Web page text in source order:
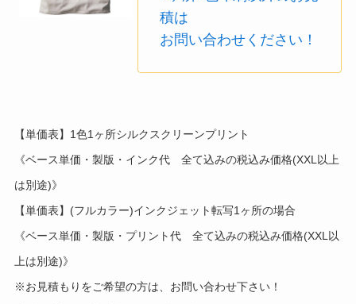
積は
お問い合わせください！
【単価表】1色1ヶ所シルクスクリーンプリント
《ベース単価・製版・インク代 全て込みの税込み価格(XXL以上
は別途)》
【単価表】(フルカラー)インクジェット転写1ヶ所の場合
《ベース単価・製版・プリント代 全て込みの税込み価格(XXL以
上は別途)》
※お見積もりをご希望の方は、お問い合わせ下さい！